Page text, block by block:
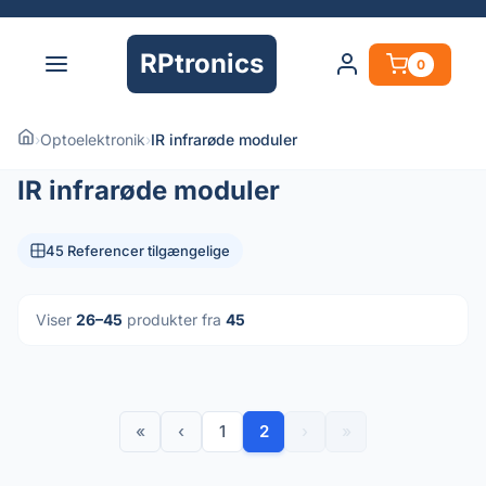
RPtronics 0
›Optoelektronik›IR infrarøde moduler
IR infrarøde moduler
45 Referencer tilgængelige
Viser 26–45 produkter fra 45
« ‹ 1 2